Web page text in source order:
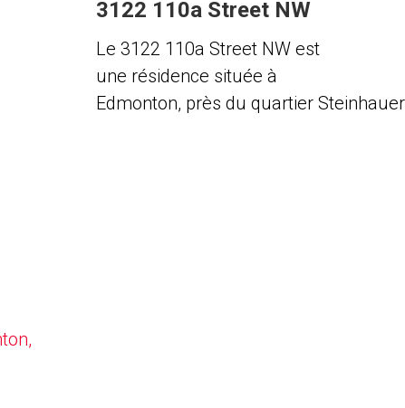
3122 110a Street NW
Le 3122 110a Street NW est
une résidence située à
Edmonton, près du quartier